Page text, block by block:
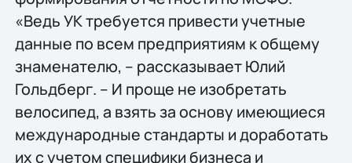
«Ведь УК требуется привести учетные
данные по всем предприятиям к общему
знаменателю, – рассказывает Юлий
Гольдберг. – И проще не изобретать
велосипед, а взять за основу имеющиеся
международные стандарты и доработать
их с учетом специфики бизнеса и